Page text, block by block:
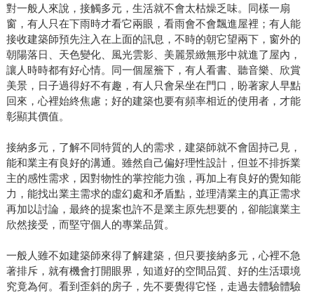
對一般人來說，接觸多元，生活就不會太枯燥乏味。同樣一扇
窗，有人只在下雨時才看它兩眼，看雨會不會飄進屋裡；有人能
接收建築師預先注入在上面的訊息，不時的朝它望兩下，窗外的
朝陽落日、天色變化、風光雲影、美麗景緻無形中就進了屋內，
讓人時時都有好心情。同一個屋簷下，有人看書、聽音樂、欣賞
美景，日子過得好不有趣，有人只會呆坐在門口，盼著家人早點
回來，心裡始終焦慮；好的建築也要有頻率相近的使用者，才能
彰顯其價值。
接納多元，了解不同特質的人的需求，建築師就不會固持己見，
能和業主有良好的溝通。雖然自己偏好理性設計，但並不排拆業
主的感性需求，因對物性的掌控能力強，再加上有良好的覺知能
力，能找出業主需求的虛幻處和矛盾點，並理清業主的真正需求
再加以討論，最終的提案也許不是業主原先想要的，卻能讓業主
欣然接受，而堅守個人的專業品質。
一般人雖不如建築師來得了解建築，但只要接納多元，心裡不急
著排斥，就有機會打開眼界，知道好的空間品質、好的生活環境
究竟為何。看到歪斜的房子，先不要覺得它怪，走過去體驗體驗